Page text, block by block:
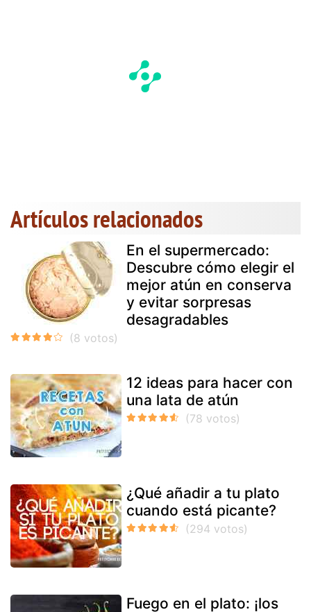
Artículos relacionados
En el supermercado:
Descubre cómo elegir el
mejor atún en conserva
y evitar sorpresas
desagradables
12 ideas para hacer con
una lata de atún
¿Qué añadir a tu plato
cuando está picante?
Fuego en el plato: ¡los